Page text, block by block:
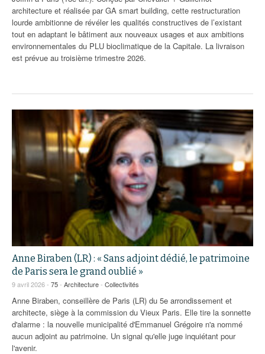
architecture et réalisée par GA smart building, cette restructuration
lourde ambitionne de révéler les qualités constructives de l’existant
tout en adaptant le bâtiment aux nouveaux usages et aux ambitions
environnementales du PLU bioclimatique de la Capitale. La livraison
est prévue au troisième trimestre 2026.
Anne Biraben (LR) : « Sans adjoint dédié, le patrimoine
de Paris sera le grand oublié »
9 avril 2026 - 75- Architecture- Collectivités
Anne Biraben, conseillère de Paris (LR) du 5e arrondissement et
architecte, siège à la commission du Vieux Paris. Elle tire la sonnette
d'alarme : la nouvelle municipalité d'Emmanuel Grégoire n'a nommé
aucun adjoint au patrimoine. Un signal qu'elle juge inquiétant pour
l'avenir.